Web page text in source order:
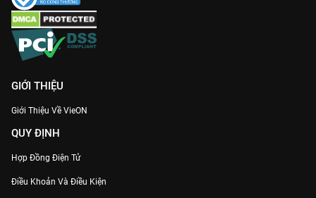
GIỚI THIỆU
Giới Thiệu Về VieON
QUY ĐỊNH
Hợp Đồng Điện Tử
Điều Khoản Và Điều Kiện